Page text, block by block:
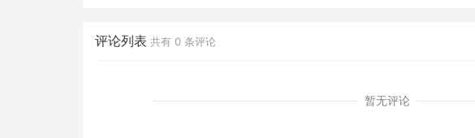
评论列表 共有 0 条评论
暂无评论